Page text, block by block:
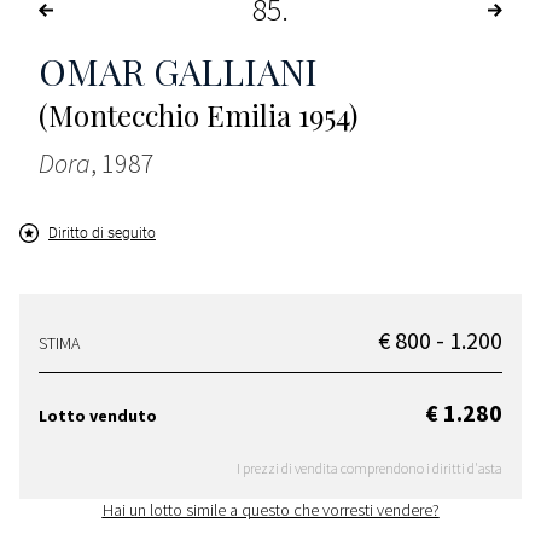
85
OMAR GALLIANI
(Montecchio Emilia 1954)
Dora, 1987
Diritto di seguito
STIMA € 800 - 1.200
Lotto venduto € 1.280
I prezzi di vendita comprendono i diritti d'asta
Hai un lotto simile a questo che vorresti vendere?